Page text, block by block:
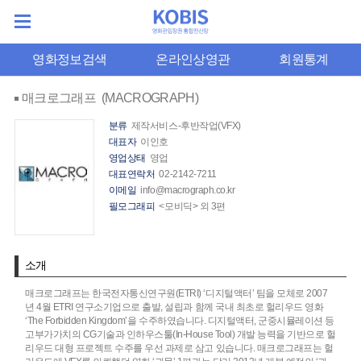
영화정보검색 온라인상영관 회원통계
매크로그래프 (MACROGRAPH)
분류 제작서비스-후반작업(VFX)
대표자 이인호
영업상태 영업
대표연락처 02-2142-7211
이메일 info@macrograph.co.kr
필모그래피 <모비딕> 외 3편
소개
매크로그래프는 한국전자통신연구원(ETRI) ‘디지털액터’ 팀을 모체로 2007
년 4월 ETRI 연구소기업으로 출발, 설립과 함께 국내 최초로 헐리우드 영화
‘The Forbidden Kingdom’을 수주하였습니다. 디지털액터, 군중시뮬레이션 등
고부가가치의 CG기술과 인하우스툴(In-House Tool) 개발 능력을 기반으로 헐
리우드 대형 프로젝트 수주를 우선 과제로 삼고 있습니다. 매크로그래프는 헐